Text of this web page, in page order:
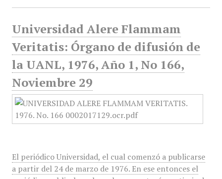
Universidad Alere Flammam
Veritatis: Órgano de difusión de
la UANL, 1976, Año 1, No 166,
Noviembre 29
El periódico Universidad, el cual comenzó a publicarse
a partir del 24 de marzo de 1976. En ese entonces el